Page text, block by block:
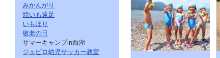
みかんがり
焼いも遠足
いもほり
敬老の日
サマーキャンプin西湖
ジュビロ幼児サッカー教室